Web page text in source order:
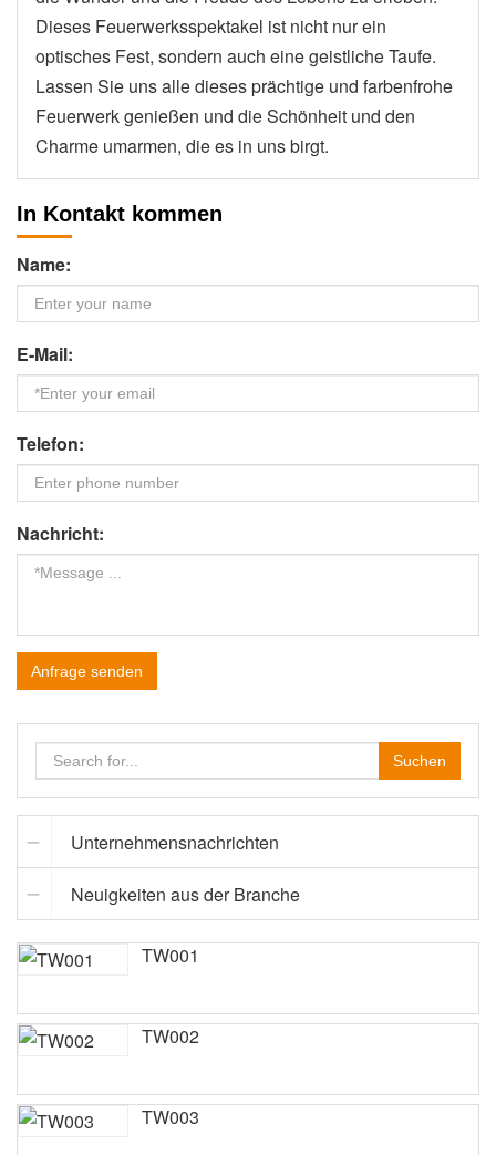
Dieses Feuerwerksspektakel ist nicht nur ein
optisches Fest, sondern auch eine geistliche Taufe.
Lassen Sie uns alle dieses prächtige und farbenfrohe
Feuerwerk genießen und die Schönheit und den
Charme umarmen, die es in uns birgt.
In Kontakt kommen
Name:
E-Mail:
Telefon:
Nachricht:
Anfrage senden
Suchen
Unternehmensnachrichten
Neuigkeiten aus der Branche
TW001
TW002
TW003